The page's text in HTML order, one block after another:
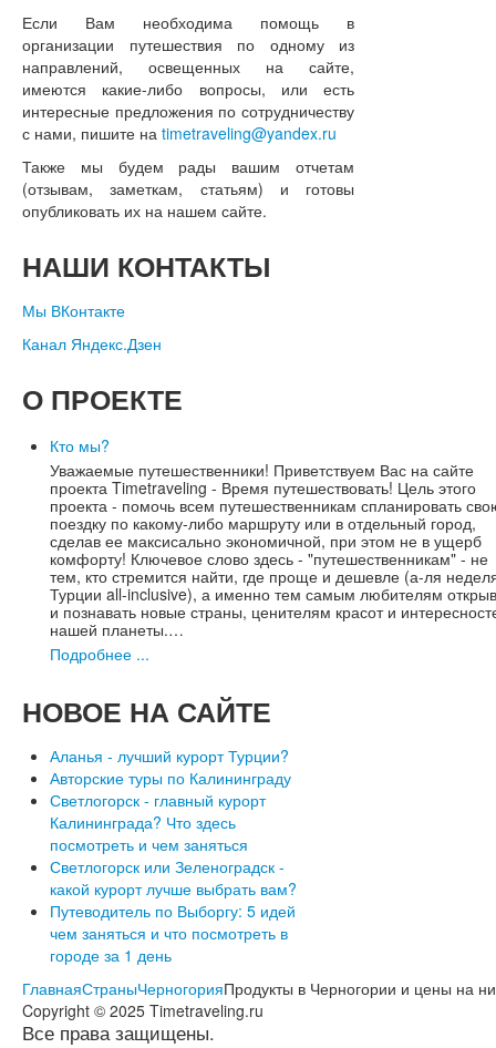
Если Вам необходима помощь в
организации путешествия по одному из
направлений, освещенных на сайте,
имеются какие-либо вопросы, или есть
интересные предложения по сотрудничеству
с нами, пишите на timetraveling@yandex.ru
Также мы будем рады вашим отчетам
(отзывам, заметкам, статьям) и готовы
опубликовать их на нашем сайте.
НАШИ КОНТАКТЫ
Мы ВКонтакте
Канал Яндекс.Дзен
О ПРОЕКТЕ
Кто мы?
Уважаемые путешественники! Приветствуем Вас на сайте
проекта Timetraveling - Время путешествовать! Цель этого
проекта - помочь всем путешественникам спланировать
поездку по какому-либо маршруту или в отдельный город,
сделав ее максисально экономичной, при этом не в ущерб
комфорту! Ключевое слово здесь - "путешественникам" - не
тем, кто стремится найти, где проще и дешевле (а-ля
Турции all-inclusive), а именно тем самым любителям
и познавать новые страны, ценителям красот и
нашей планеты.…
Подробнее ...
НОВОЕ НА САЙТЕ
Аланья - лучший курорт Турции?
Авторские туры по Калининграду
Светлогорск - главный курорт
Калининграда? Что здесь
посмотреть и чем заняться
Светлогорск или Зеленоградск -
какой курорт лучше выбрать вам?
Путеводитель по Выборгу: 5 идей
чем заняться и что посмотреть в
городе за 1 день
ГлавнаяСтраныЧерногорияПродукты в Черногории и цены на
Copyright © 2025 Timetraveling.ru
Все права защищены.